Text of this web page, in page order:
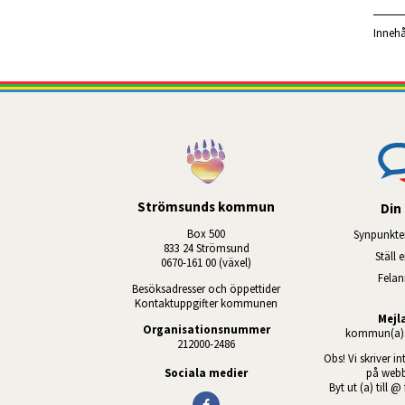
Strömsunds kommun
Box 500
833 24 Strömsund
0670-161 00 (växel)
Besöksadresser och öppettider
Kontaktuppgifter kommunen
Organisationsnummer
212000-2486
Sociala medier
Din
Ställ
Obs! Vi skriver
på
Byt ut (a) till